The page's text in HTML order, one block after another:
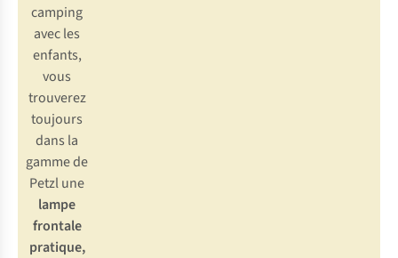
camping
avec les
enfants,
vous
trouverez
toujours
dans la
gamme de
Petzl une
lampe
frontale
pratique,